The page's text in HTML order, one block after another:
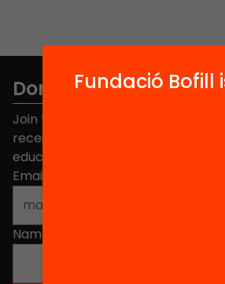
Don't miss anything.
Join the more than 40,000 people
receive news about initiatives and
educational change in Catalonia.
Email address
Name
Fundació Bofill